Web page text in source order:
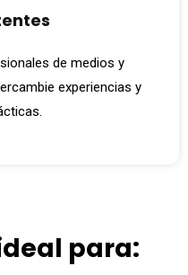
de medios y
experiencias y
para: